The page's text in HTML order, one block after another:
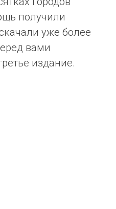
получили
уже более
вами
издание.